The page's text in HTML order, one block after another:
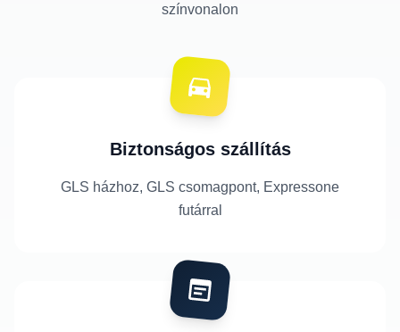
színvonalon
Biztonságos szállítás
GLS házhoz, GLS csomagpont, Expressone
futárral